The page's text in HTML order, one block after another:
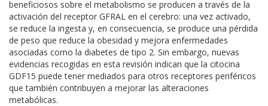
beneficiosos sobre el metabolismo se producen a través de la
activación del receptor GFRAL en el cerebro: una vez activado,
se reduce la ingesta y, en consecuencia, se produce una pérdida
de peso que reduce la obesidad y mejora enfermedades
asociadas como la diabetes de tipo 2. Sin embargo, nuevas
evidencias recogidas en esta revisión indican que la citocina
GDF15 puede tener mediados para otros receptores periféricos
que también contribuyen a mejorar las alteraciones
metabólicas.